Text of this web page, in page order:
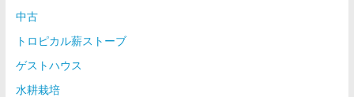
中古
トロピカル薪ストーブ
ゲストハウス
水耕栽培